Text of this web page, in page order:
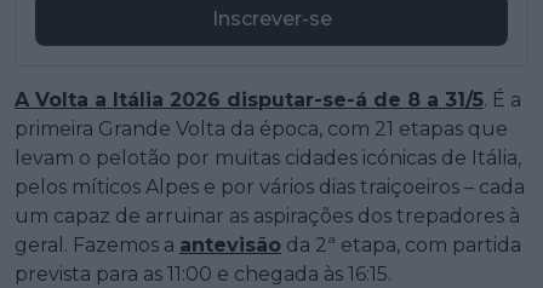
Inscrever-se
A Volta a Itália 2026 disputar-se-á de 8 a 31/5. É a
primeira Grande Volta da época, com 21 etapas que
levam o pelotão por muitas cidades icónicas de Itália,
pelos míticos Alpes e por vários dias traiçoeiros – cada
um capaz de arruinar as aspirações dos trepadores à
geral. Fazemos a antevisão da 2ª etapa, com partida
prevista para as 11:00 e chegada às 16:15.